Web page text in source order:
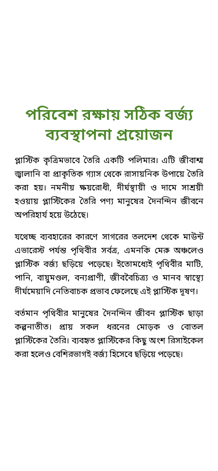
পরিবেশ রক্ষায় সঠিক বর্জ্য
ব্যবস্থাপনা প্রয়োজন
প্লাস্টিক কৃত্রিমভাবে তৈরি একটি পলিমার। এটি জীবাশ্ম
জ্বালানি বা প্রাকৃতিক গ্যাস থেকে রাসায়নিক উপায়ে তৈরি
করা হয়। নমনীয় ক্ষয়রোধী, দীর্ঘস্থায়ী ও দামে সাশ্রয়ী
হওয়ায় প্লাস্টিকের তৈরি পণ্য মানুষের দৈনন্দিন জীবনে
অপরিহার্য হয়ে উঠেছে।
যথেচ্ছ ব্যবহারের কারণে সাগরের তলদেশ থেকে মাউন্ট
এভারেস্ট পর্যন্ত পৃথিবীর সর্বত্র, এমনকি মেরু অঞ্চলেও
প্লাস্টিক বর্জ্য ছড়িয়ে পড়েছে। ইতোমধ্যেই পৃথিবীর মাটি,
পানি, বায়ুমণ্ডল, বন্যপ্রাণী, জীববৈচিত্র্য ও মানব স্বাস্থ্যে
দীর্ঘমেয়াদি নেতিবাচক প্রভাব ফেলেছে এই প্লাস্টিক দূষণ।
বর্তমান পৃথিবীর মানুষের দৈনন্দিন জীবন প্লাস্টিক ছাড়া
কল্পনাতীত। প্রায় সকল ধরনের মোড়ক ও বোতল
প্লাস্টিকের তৈরি। ব্যবহৃত প্লাস্টিকের কিছু অংশ রিসাইকেল
করা হলেও বেশিরভাগই বর্জ্য হিসেবে ছড়িয়ে পড়েছে।